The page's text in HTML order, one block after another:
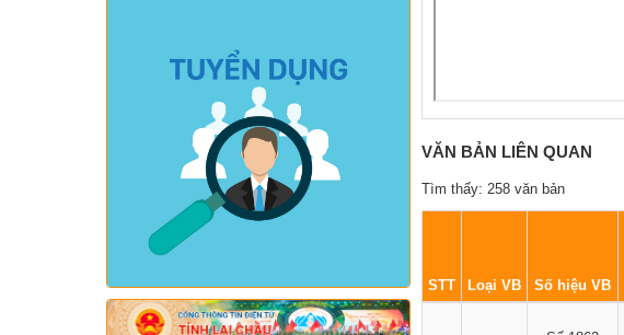
VĂN BẢN LIÊN QUAN
Tìm thấy: 258 văn bản
STT Loại VB Số hiệu VB